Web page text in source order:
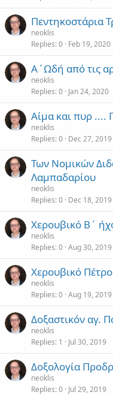
Πεντηκοστάρια
neoklis
Replies 0 Feb 19, 2020
Α΄Ωδή από τις
neoklis
Replies 0 Jan 24, 2020
Αίμα και πυρ ....
neoklis
Replies 0 Dec 27, 2019
Των Νομικών
Λαμπαδαρίου
neoklis
Replies 0 Dec 18, 2019
Χερουβικό Β΄
neoklis
Replies 0 Aug 30, 2019
Χερουβικό
neoklis
Replies 0 Aug 19, 2019
Δοξαστικόν αγ.
neoklis
Replies 1 Jul 30, 2019
Δοξολογία
neoklis
Replies 0 Jul 29, 2019